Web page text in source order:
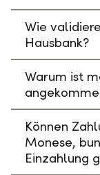
Wie
Hausbank?
Warum ist
Können
Monese,
Einzahlung